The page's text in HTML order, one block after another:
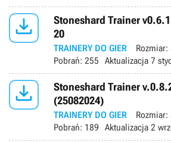

Stoneshard Trainer
20
TRAINERY DO GIER Rozmiar:
Pobrań: 255 Aktualizacja 7

Stoneshard Trainer
(25082024)
TRAINERY DO GIER Rozmiar:
Pobrań: 189 Aktualizacja 2